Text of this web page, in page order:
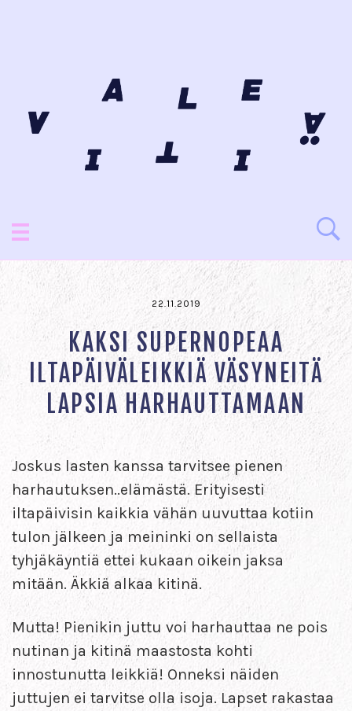
22.11.2019
KAKSI SUPERNOPEAA
ILTAPÄIVÄLEIKKIÄ VÄSYNEITÄ
LAPSIA HARHAUTTAMAAN
Joskus lasten kanssa tarvitsee pienen
harhautuksen..elämästä. Erityisesti
iltapäivisin kaikkia vähän uuvuttaa kotiin
tulon jälkeen ja meininki on sellaista
tyhjäkäyntiä ettei kukaan oikein jaksa
mitään. Äkkiä alkaa kitinä.
Mutta! Pienikin juttu voi harhauttaa ne pois
nutinan ja kitinä maastosta kohti
innostunutta leikkiä! Onneksi näiden
juttujen ei tarvitse olla isoja. Lapset rakastaa